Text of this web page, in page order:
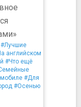
#Лучшие
английском
#Что ещё
#Для
#Осенью